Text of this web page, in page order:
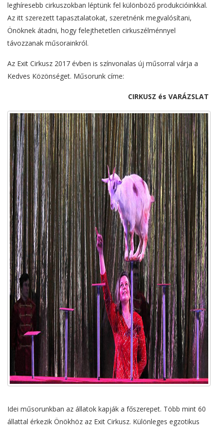
leghíresebb cirkuszokban léptünk fel különböző produkcióinkkal.
Az itt szerezett tapasztalatokat, szeretnénk megvalósítani,
Önöknek átadni, hogy felejthetetlen cirkuszélménnyel
távozzanak műsorainkról.
Az Exit Cirkusz 2017 évben is színvonalas új műsorral várja a
Kedves Közönséget. Műsorunk címe:
CIRKUSZ és VARÁZSLAT
Idei műsorunkban az állatok kapják a főszerepet. Több mint 60
állattal érkezik Önökhöz az Exit Cirkusz. Különleges egzotikus